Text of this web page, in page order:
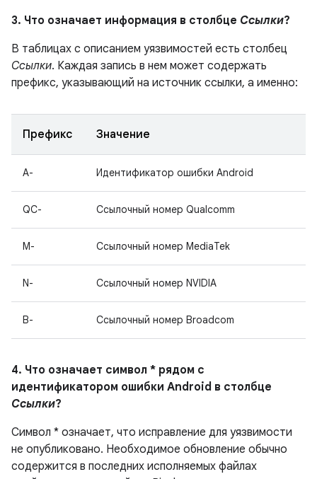
3. Что означает информация в столбце Ссылки?
В таблицах с описанием уязвимостей есть столбец
Ссылки. Каждая запись в нем может содержать
префикс, указывающий на источник ссылки, а именно:
Префикс Значение
A- Идентификатор ошибки Android
QC- Ссылочный номер Qualcomm
M- Ссылочный номер MediaTek
N- Ссылочный номер NVIDIA
B- Ссылочный номер Broadcom
4. Что означает символ * рядом с
идентификатором ошибки Android в столбце
Ссылки?
Символ * означает, что исправление для уязвимости
не опубликовано. Необходимое обновление обычно
содержится в последних исполняемых файлах